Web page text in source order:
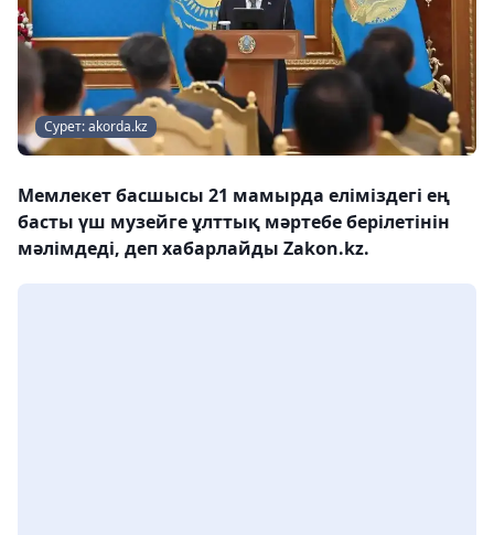
Сурет: akorda.kz
Мемлекет басшысы 21 мамырда еліміздегі ең
басты үш музейге ұлттық мәртебе берілетінін
мәлімдеді, деп хабарлайды Zakon.kz.